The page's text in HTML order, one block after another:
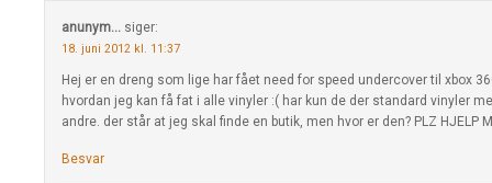
anunym... siger:
18. juni 2012 kl. 11:37
Hej er en dreng som lige har fået need for speed undercover til xbox
hvordan jeg kan få fat i alle vinyler :( har kun de der standard vinyler
andre. der står at jeg skal finde en butik, men hvor er den? PLZ HJELP
Besvar